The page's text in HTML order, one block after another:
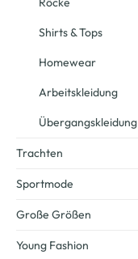
Shirts & Tops
Homewear
Arbeitskleidung
Übergangskleidung
Trachten
Sportmode
Große Größen
Young Fashion